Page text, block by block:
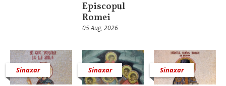
Episcopul
Romei
05 Aug, 2026
Sinaxar Sinaxar Sinaxar